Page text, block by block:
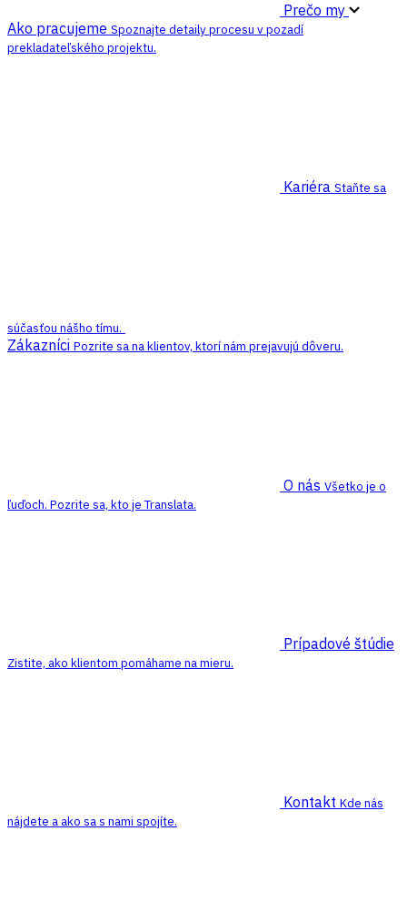
Prečo my
Ako pracujeme Spoznajte detaily procesu v pozadí
prekladateľského projektu.
Kariéra Staňte sa
súčasťou nášho tímu.
Zákazníci Pozrite sa na klientov, ktorí nám prejavujú dôveru.
O nás Všetko je o
ľuďoch. Pozrite sa, kto je Translata.
Prípadové štúdie
Zistite, ako klientom pomáhame na mieru.
Kontakt Kde nás
nájdete a ako sa s nami spojíte.